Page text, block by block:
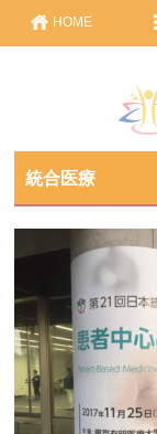
HOME
統合医療